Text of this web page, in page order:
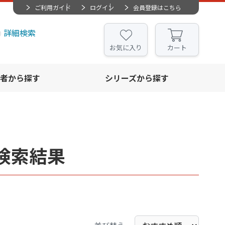
ご利用ガイド ログイン 会員登録はこちら
詳細検索
お気に入り カート
から探す シリーズから探す
索結果